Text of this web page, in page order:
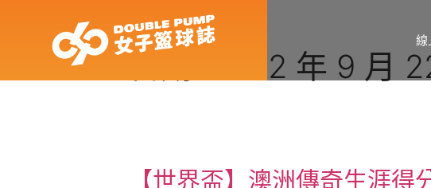
線
日期: 2022 年 9 月
【世界盃】澳洲傳奇生涯